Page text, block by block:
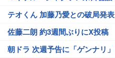
テオくん 加藤乃愛との破局発表
佐藤二朗 約3週間ぶりにX投稿
朝ドラ 次週予告に「ゲンナリ」